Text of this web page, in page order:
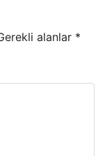
alanlar *